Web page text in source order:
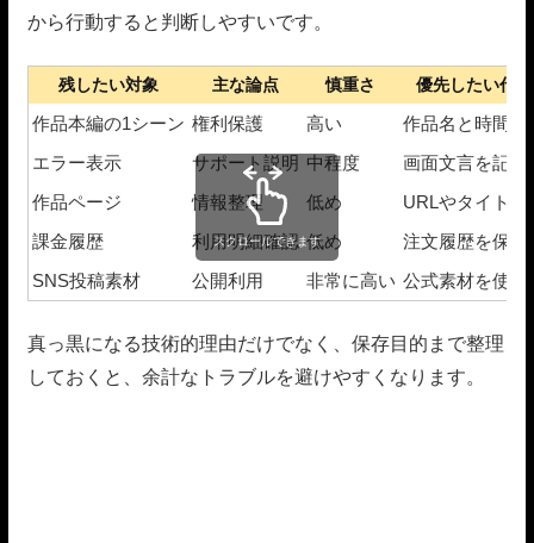
から行動すると判断しやすいです。
残したい対象 主な論点 慎重さ 優先したい代
作品本編の1シーン 権利保護 高い
作品名と時間を
エラー表示
サポート説明 中程度
画面文言を記録
作品ページ
情報整理 低め
URLやタイトル
課金履歴
利用明細確認 低め
注文履歴を保存
SNS投稿素材
公開利用 非常に高い 公式素材を使う
スクロールできます
真っ黒になる技術的理由だけでなく、保存目的まで整理
しておくと、余計なトラブルを避けやすくなります。